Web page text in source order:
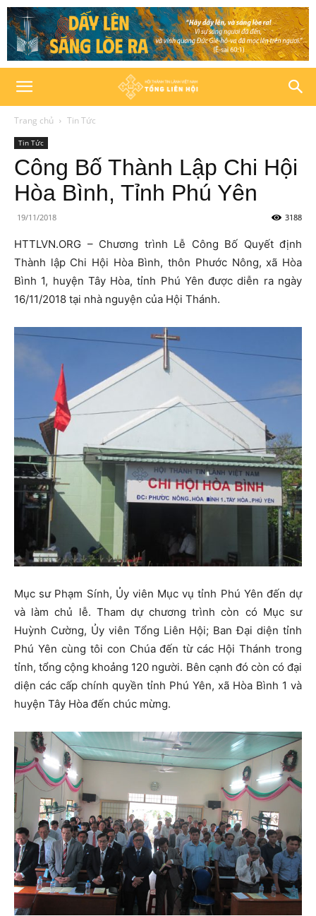
Trang chủ Tin Tức
Tin Tức
Công Bố Thành Lập Chi Hội
Hòa Bình, Tỉnh Phú Yên
19/11/2018 3188
HTTLVN.ORG – Chương trình Lễ Công Bố Quyết định
Thành lập Chi Hội Hòa Bình, thôn Phước Nông, xã Hòa
Bình 1, huyện Tây Hòa, tỉnh Phú Yên được diễn ra ngày
16/11/2018 tại nhà nguyện của Hội Thánh.
Mục sư Phạm Sính, Ủy viên Mục vụ tỉnh Phú Yên đến dự
và làm chủ lễ. Tham dự chương trình còn có Mục sư
Huỳnh Cường, Ủy viên Tổng Liên Hội; Ban Đại diện tỉnh
Phú Yên cùng tôi con Chúa đến từ các Hội Thánh trong
tỉnh, tổng cộng khoảng 120 người. Bên cạnh đó còn có đại
diện các cấp chính quyền tỉnh Phú Yên, xã Hòa Bình 1 và
huyện Tây Hòa đến chúc mừng.